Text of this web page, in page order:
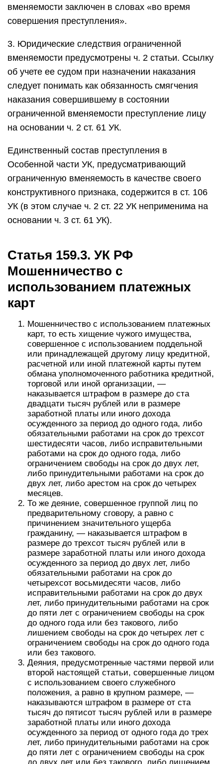
вменяемости заключен в словах «во время
совершения преступления».
3. Юридические следствия ограниченной
вменяемости предусмотрены ч. 2 статьи. Ссылку
об учете ее судом при назначении наказания
следует понимать как обязанность смягчения
наказания совершившему в состоянии
ограниченной вменяемости преступление лицу
на основании ч. 2 ст. 61 УК.
Единственный состав преступления в
Особенной части УК, предусматривающий
ограниченную вменяемость в качестве своего
конструктивного признака, содержится в ст. 106
УК (в этом случае ч. 2 ст. 22 УК неприменима на
основании ч. 3 ст. 61 УК).
Статья 159.3. УК РФ
Мошенничество с
использованием платежных
карт
Мошенничество с использованием платежных
карт, то есть хищение чужого имущества,
совершенное с использованием поддельной
или принадлежащей другому лицу кредитной,
расчетной или иной платежной карты путем
обмана уполномоченного работника кредитной,
торговой или иной организации, —
наказывается штрафом в размере до ста
двадцати тысяч рублей или в размере
заработной платы или иного дохода
осужденного за период до одного года, либо
обязательными работами на срок до трехсот
шестидесяти часов, либо исправительными
работами на срок до одного года, либо
ограничением свободы на срок до двух лет,
либо принудительными работами на срок до
двух лет, либо арестом на срок до четырех
месяцев.
То же деяние, совершенное группой лиц по
предварительному сговору, а равно с
причинением значительного ущерба
гражданину, — наказывается штрафом в
размере до трехсот тысяч рублей или в
размере заработной платы или иного дохода
осужденного за период до двух лет, либо
обязательными работами на срок до
четырехсот восьмидесяти часов, либо
исправительными работами на срок до двух
лет, либо принудительными работами на срок
до пяти лет с ограничением свободы на срок
до одного года или без такового, либо
лишением свободы на срок до четырех лет с
ограничением свободы на срок до одного года
или без такового.
Деяния, предусмотренные частями первой или
второй настоящей статьи, совершенные лицом
с использованием своего служебного
положения, а равно в крупном размере, —
наказываются штрафом в размере от ста
тысяч до пятисот тысяч рублей или в размере
заработной платы или иного дохода
осужденного за период от одного года до трех
лет, либо принудительными работами на срок
до пяти лет с ограничением свободы на срок